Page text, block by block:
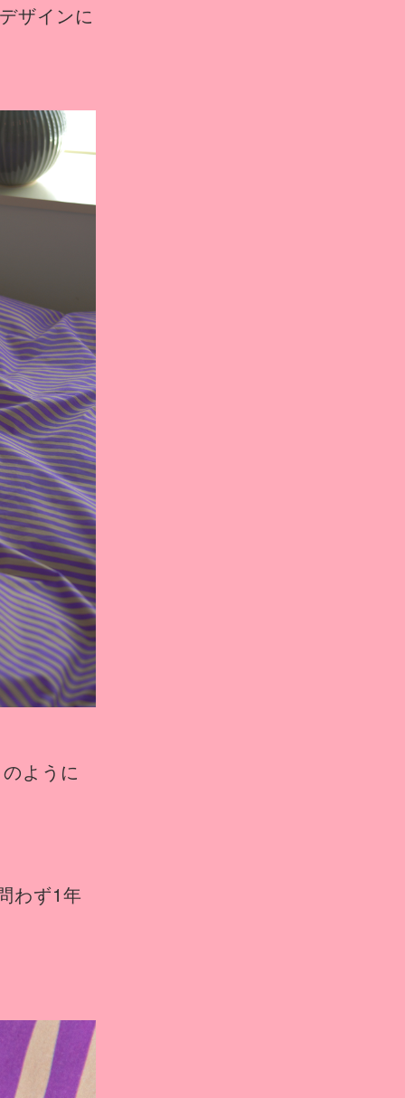
ザインに
ように
わず1年